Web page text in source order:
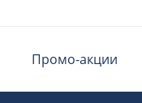
Промо-акции